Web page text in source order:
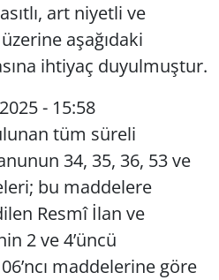
art niyetli ve
aşağıdaki
ihtiyaç duyulmuştur.
- 15:58
tüm süreli
34, 35, 36, 53 ve
bu maddelere
Resmî İlan ve
2 ve 4’üncü
maddelerine göre